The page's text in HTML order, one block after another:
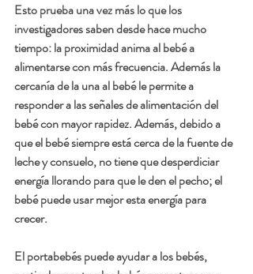
Esto prueba una vez más lo que los
investigadores saben desde hace mucho
tiempo: la proximidad anima al bebé a
alimentarse con más frecuencia. Además la
cercanía de la una al bebé le permite a
responder a las señales de alimentación del
bebé con mayor rapidez. Además, debido a
que el bebé siempre está cerca de la fuente de
leche y consuelo, no tiene que desperdiciar
energía llorando para que le den el pecho; el
bebé puede usar mejor esta energía para
crecer.
El portabebés puede ayudar a los bebés,